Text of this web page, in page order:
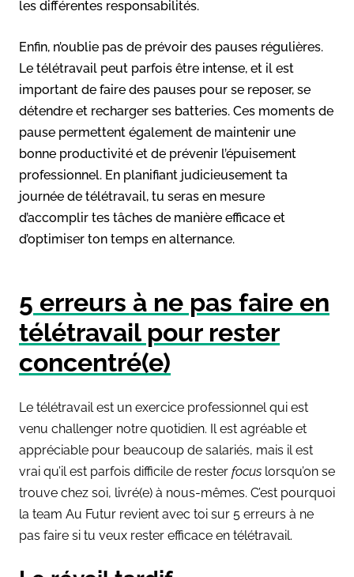
les différentes responsabilités.
Enfin, n’oublie pas de prévoir des pauses régulières.
Le télétravail peut parfois être intense, et il est
important de faire des pauses pour se reposer, se
détendre et recharger ses batteries. Ces moments de
pause permettent également de maintenir une
bonne productivité et de prévenir l’épuisement
professionnel. En planifiant judicieusement ta
journée de télétravail, tu seras en mesure
d’accomplir tes tâches de manière efficace et
d’optimiser ton temps en alternance.
5 erreurs à ne pas faire en
télétravail pour rester
concentré(e)
Le télétravail est un exercice professionnel qui est
venu challenger notre quotidien. Il est agréable et
appréciable pour beaucoup de salariés, mais il est
vrai qu’il est parfois difficile de rester focus lorsqu’on se
trouve chez soi, livré(e) à nous-mêmes. C’est pourquoi
la team Au Futur revient avec toi sur 5 erreurs à ne
pas faire si tu veux rester efficace en télétravail.